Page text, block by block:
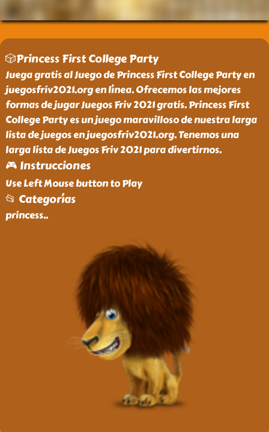
🎲Princess First College Party
Juega gratis al Juego de Princess First College Party en
juegosfriv2021.org en línea. Ofrecemos las mejores
formas de jugar Juegos Friv 2021 gratis. Princess First
College Party es un juego maravilloso de nuestra larga
lista de juegos en juegosfriv2021.org. Tenemos una
larga lista de Juegos Friv 2021 para divertirnos.
🎮 Instrucciones
Use Left Mouse button to Play
📂 Categorías
princess..